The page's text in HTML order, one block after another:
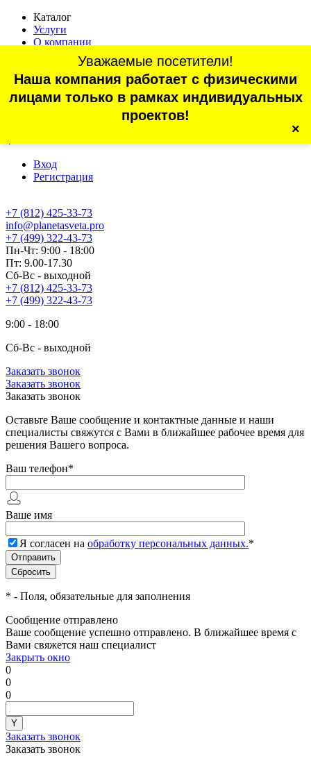
Каталог
Услуги
О компании
Статьи
Контакты
Отзывы
г. Санкт-Петербург, проспект Обуховской Обороны, 70, корп.
Вход
Регистрация
+7 (812) 425-33-73
Уважаемые посетители!
Наша компания работает с физическими
лицами только в рамках индивидуальных
проектов!
×
info@planetasveta.pro
+7 (499) 322-43-73
Пн-Чт: 9:00 - 18:00
Пт: 9.00-17.30
Сб-Вс - выходной
+7 (812) 425-33-73
+7 (499) 322-43-73
9:00 - 18:00
Сб-Вс - выходной
Заказать звонок
Заказать звонок
Заказать звонок
Оставьте Ваше сообщение и контактные данные и наши
специалисты свяжутся с Вами в ближайшее рабочее время для
решения Вашего вопроса.
Ваш телефон*
Ваше имя
Я согласен на обработку персональных данных.*
* - Поля, обязательные для заполнения
Сообщение отправлено
Ваше сообщение успешно отправлено. В ближайшее время с
Вами свяжется наш специалист
Закрыть окно
0
0
0
Заказать звонок
Заказать звонок